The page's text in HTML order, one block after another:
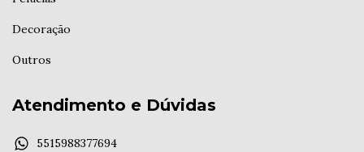
Decoração
Outros
Atendimento e Dúvidas
5515988377694